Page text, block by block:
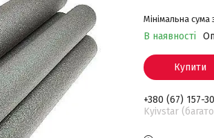
Мінімальна
В наявності
Купити
+380 (67) 157-
Kyivstar